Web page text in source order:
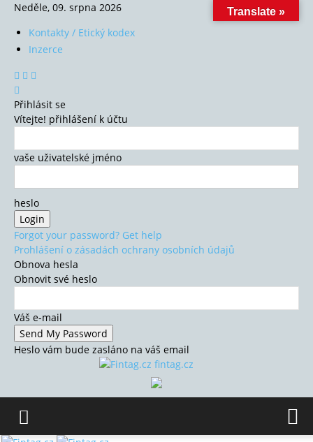
Neděle, 09. srpna 2026
Kontakty / Etický kodex
Inzerce
Přihlásit se
Vítejte! přihlášení k účtu
vaše uživatelské jméno
heslo
Forgot your password? Get help
Prohlášení o zásadách ochrany osobních údajů
Obnova hesla
Obnovit své heslo
Váš e-mail
Heslo vám bude zasláno na váš email
fintag.cz
Translate »